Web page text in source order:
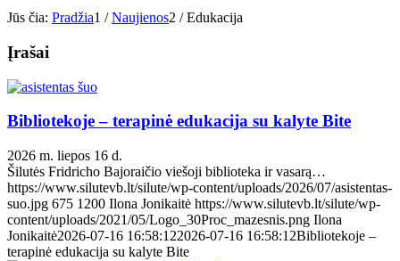
Jūs čia: Pradžia1 / Naujienos2 / Edukacija
Įrašai
Bibliotekoje – terapinė edukacija su kalyte Bite
2026 m. liepos 16 d.
Šilutės Fridricho Bajoraičio viešoji biblioteka ir vasarą…
https://www.silutevb.lt/silute/wp-content/uploads/2026/07/asistentas-
suo.jpg 675 1200 Ilona Jonikaitė https://www.silutevb.lt/silute/wp-
content/uploads/2021/05/Logo_30Proc_mazesnis.png Ilona
Jonikaitė2026-07-16 16:58:122026-07-16 16:58:12Bibliotekoje –
terapinė edukacija su kalyte Bite